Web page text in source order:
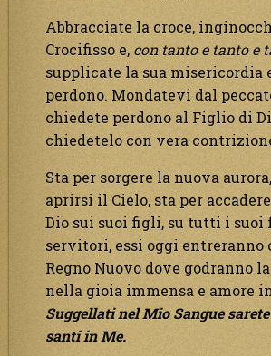
Abbracciate la croce,
Crocifisso e, con tanto e tanto e
supplicate la sua misericordia
perdono. Mondatevi dal
chiedete perdono al Figlio di
chiedetelo con vera
Sta per sorgere la nuova
aprirsi il Cielo, sta per
Dio sui suoi figli, su tutti i suoi
servitori, essi oggi entreranno
Regno Nuovo dove godranno
nella gioia immensa e amore
Suggellati nel Mio Sangue
santi in Me.